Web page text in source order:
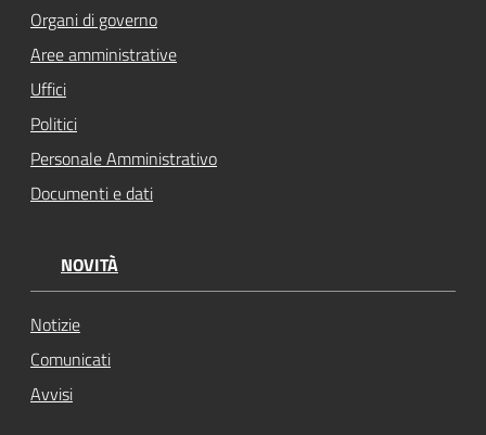
Organi di governo
Aree amministrative
Uffici
Politici
Personale Amministrativo
Documenti e dati
NOVITÀ
Notizie
Comunicati
Avvisi